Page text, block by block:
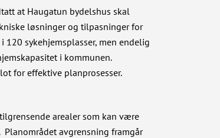
at Haugatun bydelshus skal
løsninger og tilpasninger for
sykehjemsplasser, men endelig
i kommunen.
for effektive planprosesser.
arealer som kan være
avgrensning framgår